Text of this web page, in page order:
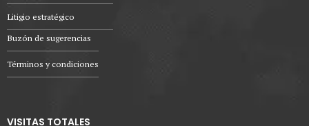
Litigio estratégico
Buzón de sugerencias
Términos y condiciones
VISITAS TOTALES